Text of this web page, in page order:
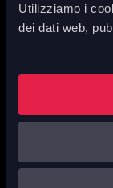
Utilizziamo i
dei dati web,